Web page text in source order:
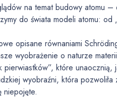
na temat budowy atomu –
do świata modeli atomu: od
opisane równaniami
wyobrażenie o naturze
które unaocznią,
wyobraźni, która
niepojęte.